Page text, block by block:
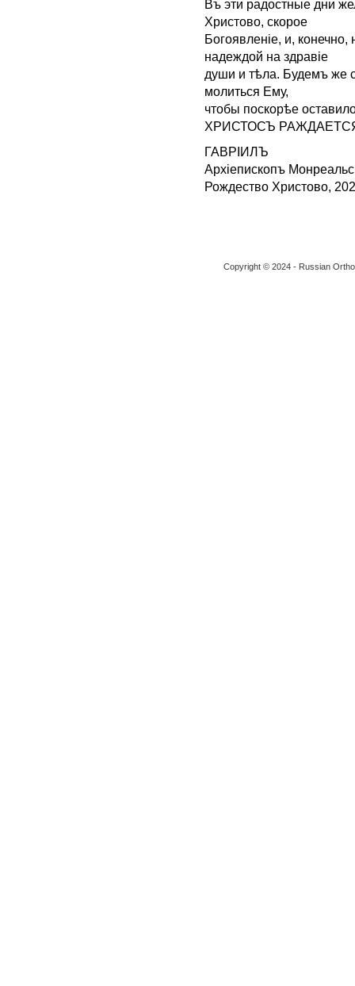
Въ эти радостные дни
Христово, скорое
Богоявленіе, и,
надеждой на здравіе
души и тѣла. Будемъ же
молиться Ему,
чтобы поскорѣе
ХРИСТОСЪ
ГАВРIИЛЪ
Aрхіепископъ
Рождество Христово,
Copyright © 2024 - Russian